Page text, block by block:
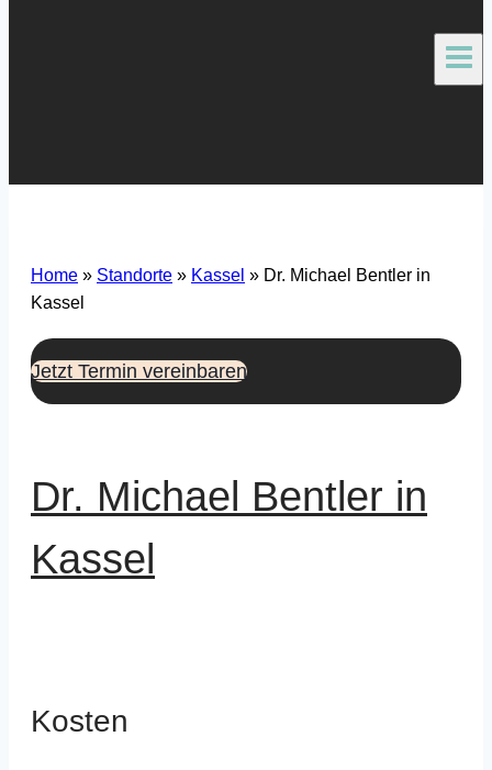
Home » Standorte » Kassel » Dr. Michael Bentler in
Kassel
Jetzt Termin vereinbaren
Dr. Michael Bentler in
Kassel
Kosten